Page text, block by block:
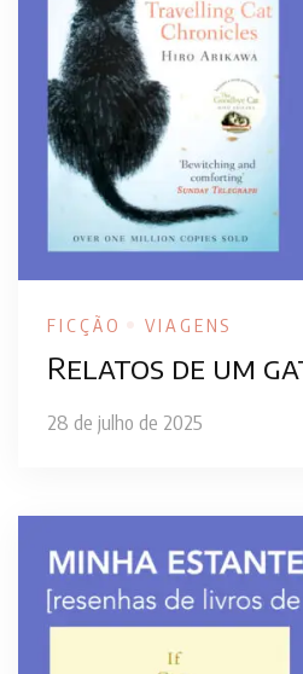
FICÇÃO VIAGENS
Relatos de um
28 de julho de 2025